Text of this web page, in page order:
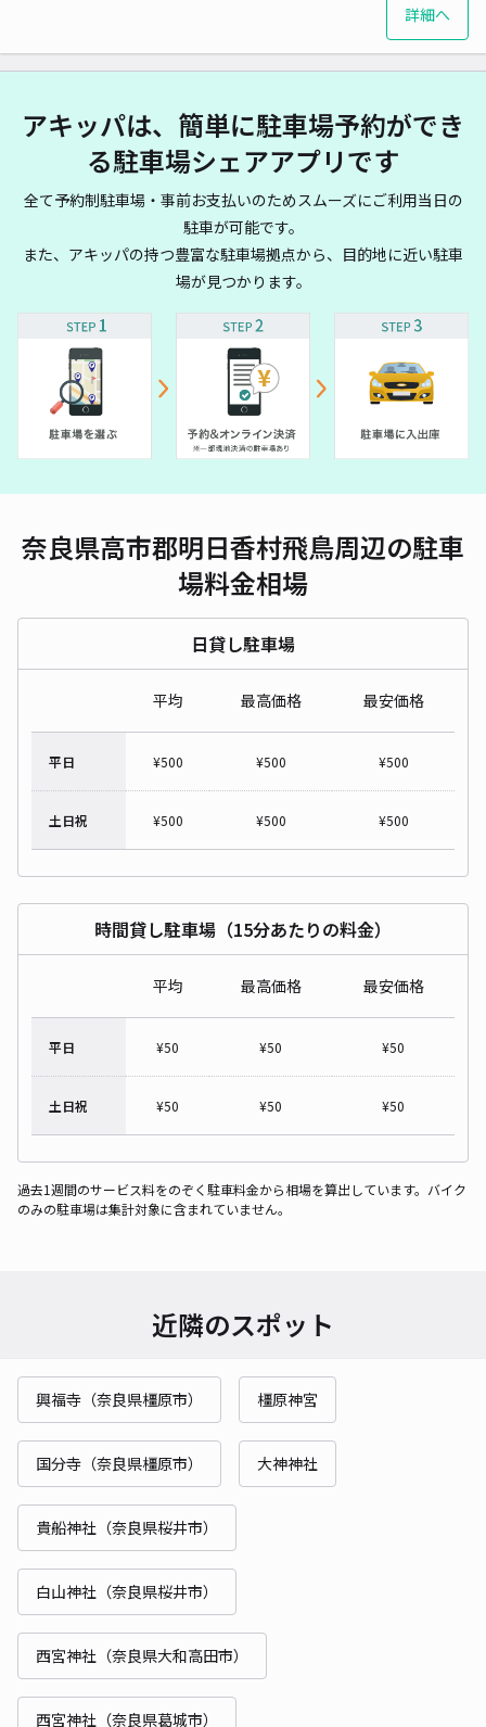
詳細へ
アキッパは、簡単に駐車場予約ができ
る駐車場シェアアプリです
全て予約制駐車場・事前お支払いのためスムーズにご利用当日の
駐車が可能です。
また、アキッパの持つ豊富な駐車場拠点から、目的地に近い駐車
場が見つかります。
奈良県高市郡明日香村飛鳥周辺の駐車
場料金相場
日貸し駐車場
平均 最高価格 最安価格
平日 ¥500 ¥500 ¥500
土日祝 ¥500 ¥500 ¥500
時間貸し駐車場（15分あたりの料金）
平均 最高価格 最安価格
平日 ¥50 ¥50 ¥50
土日祝 ¥50 ¥50 ¥50
過去1週間のサービス料をのぞく駐車料金から相場を算出しています。バイク
のみの駐車場は集計対象に含まれていません。
近隣のスポット
興福寺（奈良県橿原市） 橿原神宮
国分寺（奈良県橿原市） 大神神社
貴船神社（奈良県桜井市）
白山神社（奈良県桜井市）
西宮神社（奈良県大和高田市）
西宮神社（奈良県葛城市）